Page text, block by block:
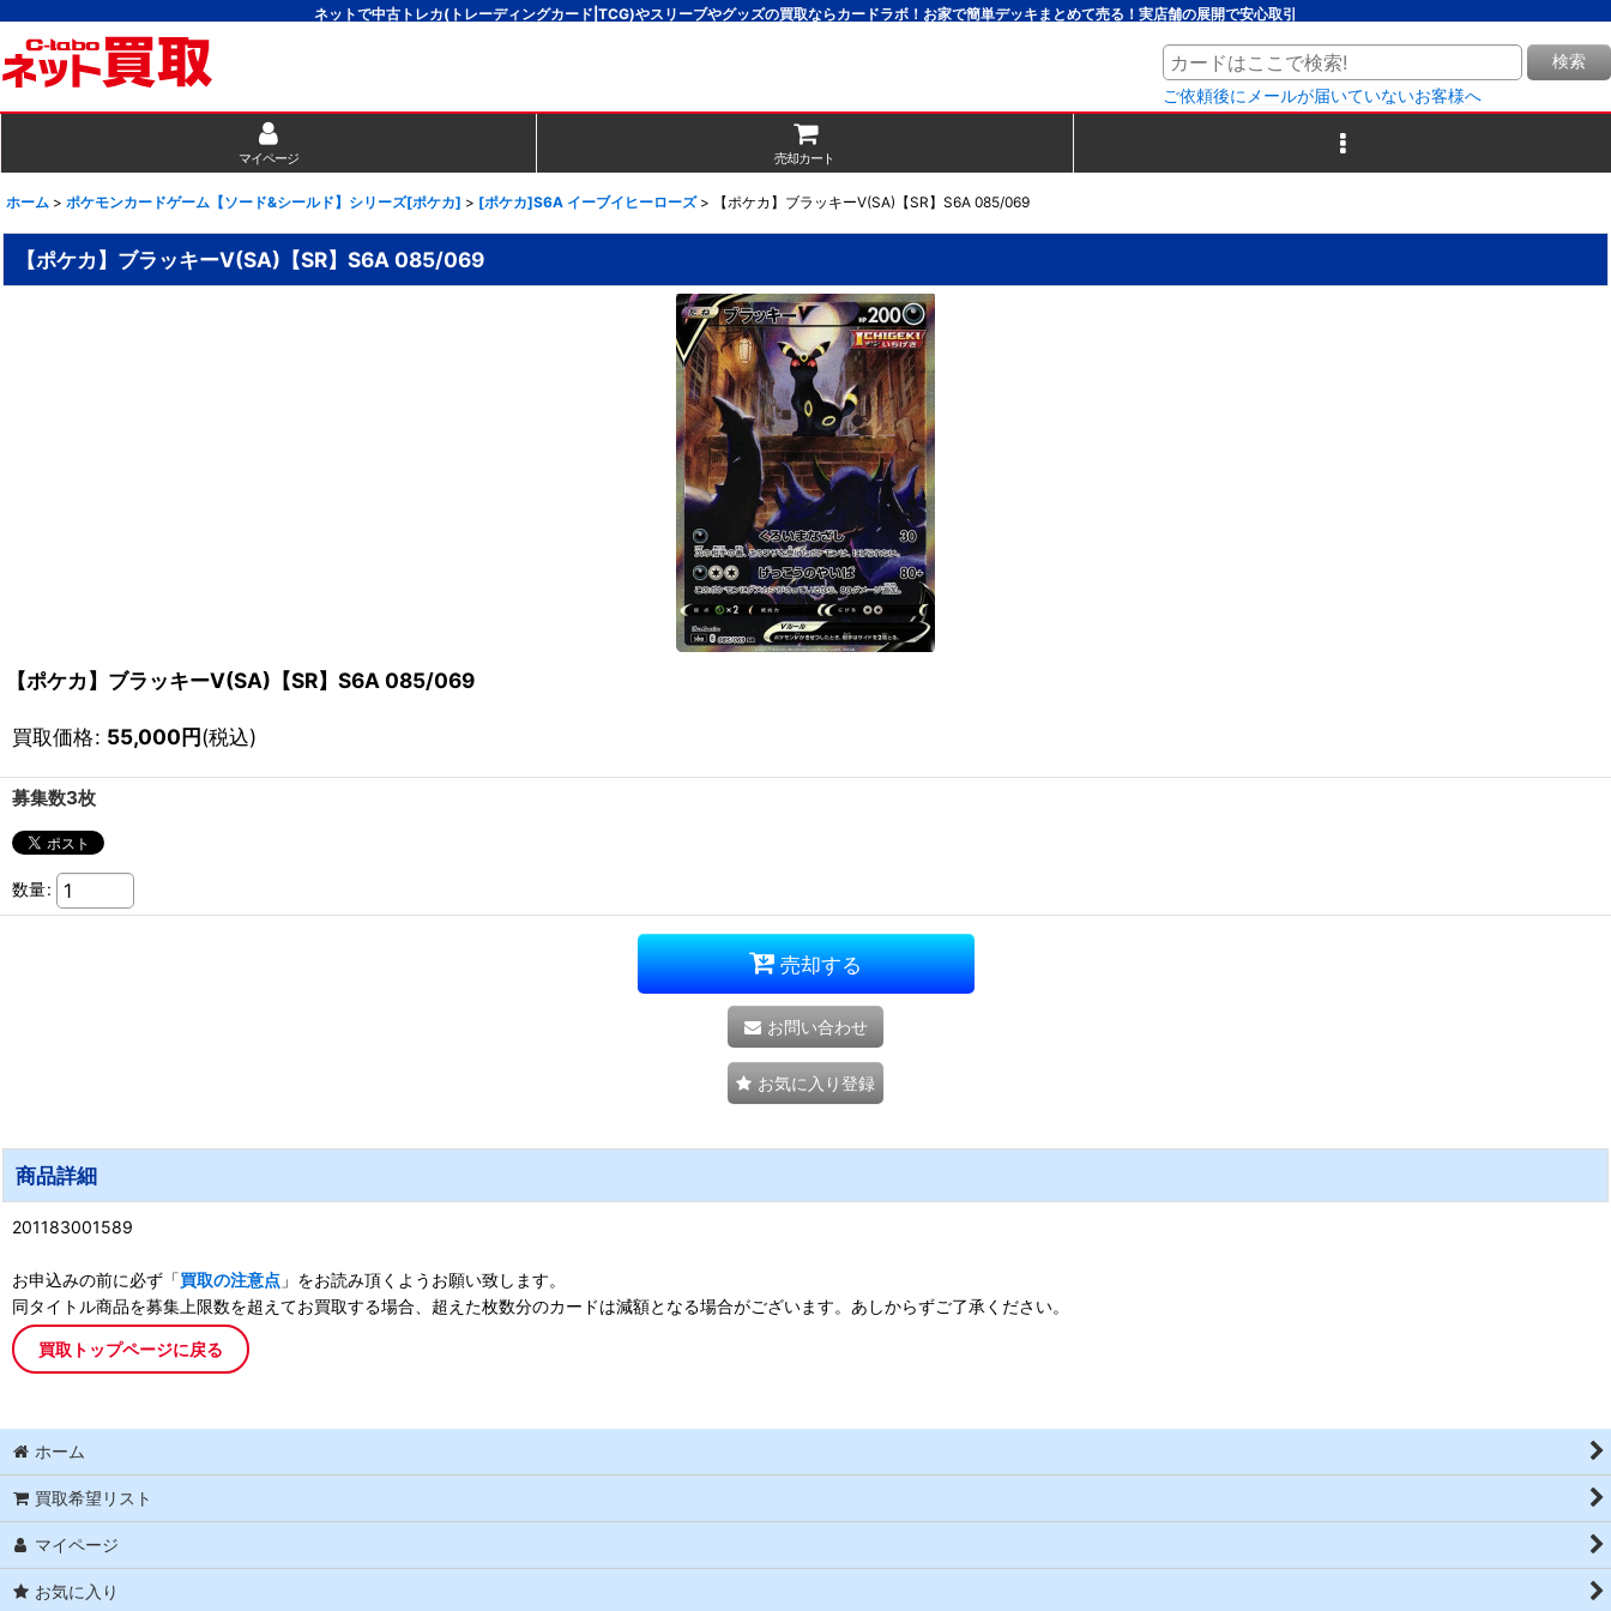
ネットで中古トレカ(トレーディングカード|TCG)やスリーブやグッズの買取ならカードラボ！お家で簡単デッキまとめて売る！実店舗の展開で安心取引
検索
ご依頼後にメールが届いていないお客様へ
マイページ 売却カート
ホーム > ポケモンカードゲーム【ソード&シールド】シリーズ[ポケカ] > [ポケカ]S6A イーブイヒーローズ > 【ポケカ】ブラッキーV(SA)【SR】S6A 085/069
【ポケカ】ブラッキーV(SA)【SR】S6A 085/069
【ポケカ】ブラッキーV(SA)【SR】S6A 085/069
買取価格: 55,000円(税込)
募集数3枚
数量:
売却する
お問い合わせ
お気に入り登録
商品詳細
201183001589
お申込みの前に必ず「買取の注意点 」をお読み頂くようお願い致します。
同タイトル商品を募集上限数を超えてお買取する場合、超えた枚数分のカードは減額となる場合がございます。あしからずご了承ください。
買取トップページに戻る
ホーム
買取希望リスト
マイページ
お気に入り